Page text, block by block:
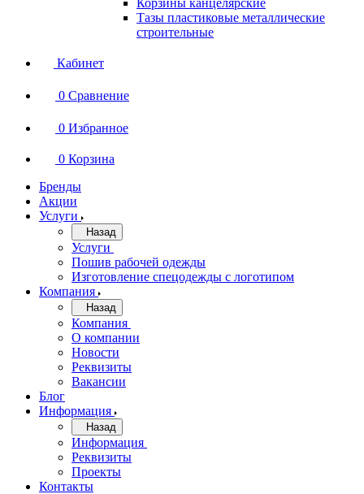
Корзины канцелярские
Тазы пластиковые металлические
строительные
Кабинет
0 Сравнение
0 Избранное
0 Корзина
Бренды
Акции
Услуги
Назад
Услуги
Пошив рабочей одежды
Изготовление спецодежды с логотипом
Компания
Назад
Компания
О компании
Новости
Реквизиты
Вакансии
Блог
Информация
Назад
Информация
Реквизиты
Проекты
Контакты